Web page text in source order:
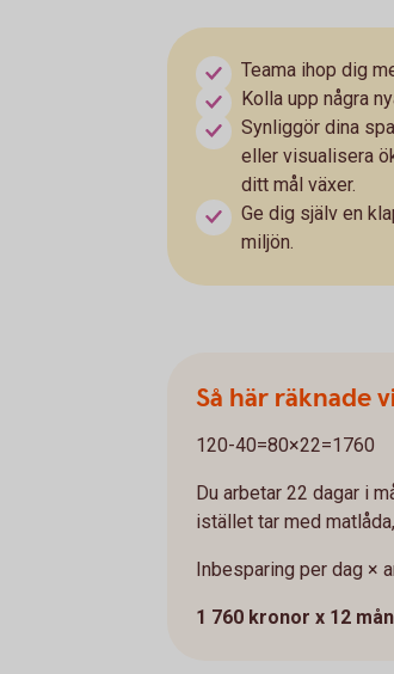
Teama ihop dig
Kolla upp några
Synliggör dina
eller visualisera
ditt mål växer.
Ge dig själv en
miljön.
Så här räknade
120-40=80×22=1760
Du arbetar 22 dagar i
istället tar med
Inbesparing per dag ×
1 760 kronor x 12